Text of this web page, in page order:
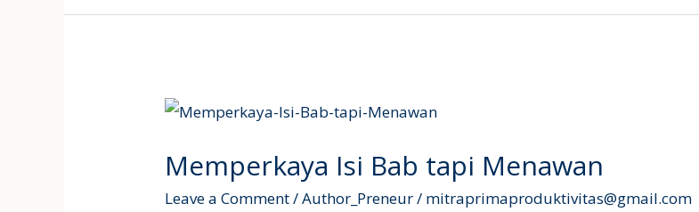
Memperkaya Isi Bab tapi Menawan
Leave a Comment/Author_Preneur/ mitraprimaproduktivitas@gmail.com
Memperkaya
Bab
tapi